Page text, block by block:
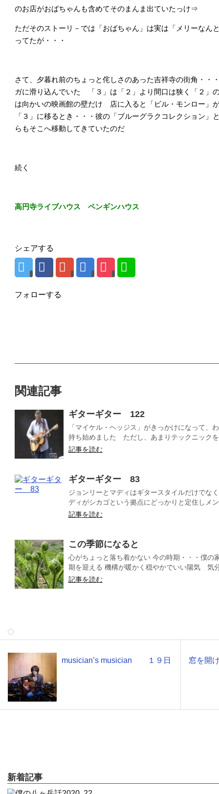
のお店がおばちゃんも含めてそのまんま出ていたっけ⇒
ただそのストーリ－では「おばちゃん」は実は「メリーなん
ってたが・・・
さて、夕暮れ前のちょっと侘しさのあった吉祥寺の街角・
ガに滑り込んでいた 「３」は「２」より間口は狭く「２」
は向かいの映画館の壁だけ 店に入ると「ビル・モンロー」
「３」に移るとき・・・彼の「ブルーグラクコレクション」
らもそこへ移動してきていたのだ
続く
高円寺ライブハウス ペンギンハウス
シェアする
フォローする
関連記事
ギターギター 122
「マイケル・ヘッジス」がきっかけになって、
持ち始めました ただし、あまりテックニック
記事を読む
ギターギター 83
ジョンリーとマディはギタースタイルだけで
ディがシカゴという拠点にどっかりと定住しメ
記事を読む
この季節になると
心がちょっと落ち着かない 今の時期・・・僕の
期を迎える 機構が暖かく穏やかでいい陽気 気
記事を読む
musician’s musician １９日 窓を
新着記事